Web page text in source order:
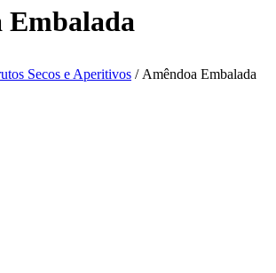
Embalada
Secos e Aperitivos / Amêndoa Embalada